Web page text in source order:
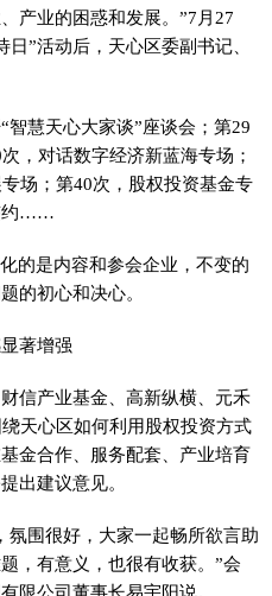
产业的困惑和发展。”7月27
”活动后，天心区委副书记、
智慧天心大家谈”座谈会；第29
，对话数字经济新蓝海专场；
场；第40次，股权投资基金专
约……
的是内容和参会企业，不变的
的初心和决心。
著增强
信产业基金、高新纵横、元禾
天心区如何利用股权投资方式
金合作、服务配套、产业培育
出建议意见。
氛围很好，大家一起畅所欲言助
，有意义，也很有收获。”会
限公司董事长易宇阳说。